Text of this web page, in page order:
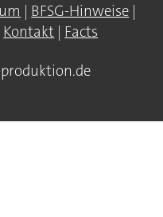
| BFSG-Hinweise |
Kontakt | Facts